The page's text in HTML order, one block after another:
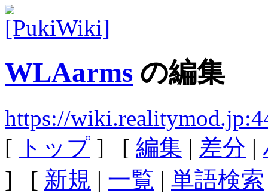
WLAarms の編集
https://
[ トップ ] [ 編集 | 差分 |
] [ 新規 | 一覧 | 単語検索